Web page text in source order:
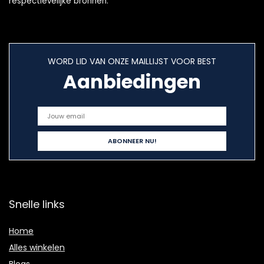
WORD LID VAN ONZE MAILLIJST VOOR BEST
Aanbiedingen
Snelle links
Home
Alles winkelen